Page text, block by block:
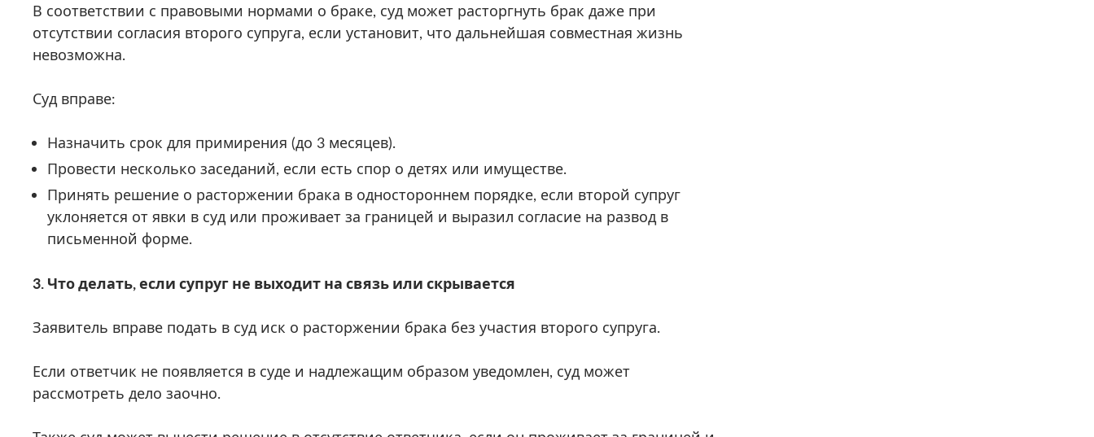
В соответствии с правовыми нормами о браке, суд может расторгнуть брак даже при
отсутствии согласия второго супруга, если установит, что дальнейшая совместная жизнь
невозможна.
Суд вправе:
Назначить срок для примирения (до 3 месяцев).
Провести несколько заседаний, если есть спор о детях или имуществе.
Принять решение о расторжении брака в одностороннем порядке, если второй супруг
уклоняется от явки в суд или проживает за границей и выразил согласие на развод в
письменной форме.
3. Что делать, если супруг не выходит на связь или скрывается
Заявитель вправе подать в суд иск о расторжении брака без участия второго супруга.
Если ответчик не появляется в суде и надлежащим образом уведомлен, суд может
рассмотреть дело заочно.